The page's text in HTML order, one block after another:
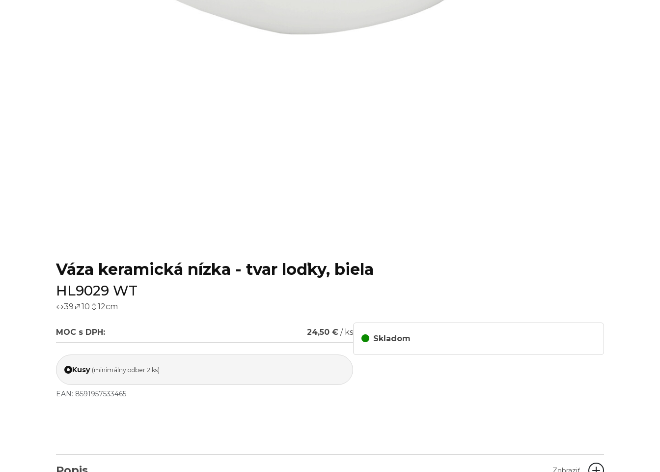
Váza keramická nízka - tvar loďky, biela
HL9029 WT
39 10 12cm
MOC s DPH: 24,50 € / ks
Kusy (minimálny odber 2 ks)
EAN: 8591957533465
Skladom